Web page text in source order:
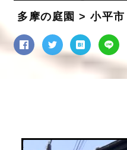
多摩の庭園 > 小平